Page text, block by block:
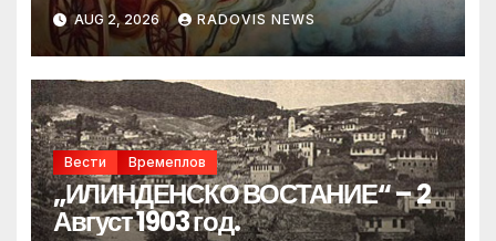
AUG 2, 2026 RADOVIS NEWS
Вести Времеплов
„ИЛИНДЕНСКО ВОСТАНИЕ“ – 2
Август 1903 год.